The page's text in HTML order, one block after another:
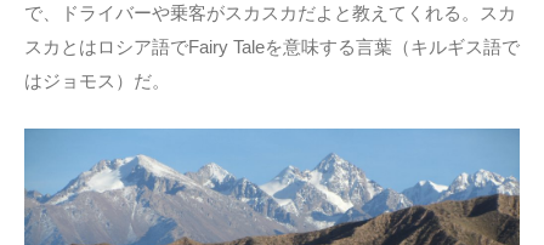
で、ドライバーや乗客がスカスカだよと教えてくれる。スカ
スカとはロシア語でFairy Taleを意味する言葉（キルギス語で
はジョモス）だ。